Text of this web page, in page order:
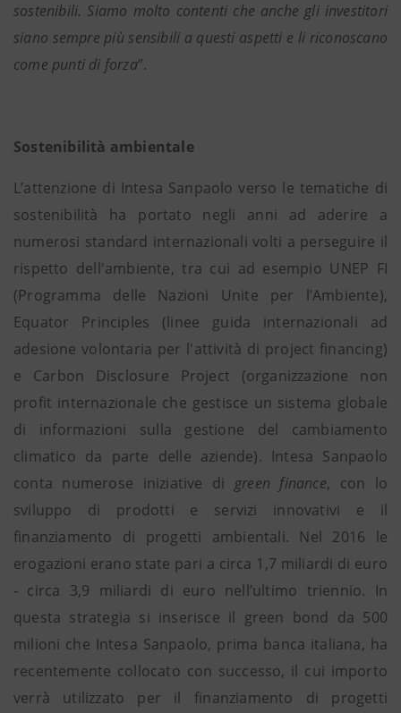
sostenibili. Siamo molto contenti che anche gli investitori
siano sempre più sensibili a questi aspetti e li riconoscano
come punti di forza”.
Sostenibilità ambientale
L’attenzione di Intesa Sanpaolo verso le tematiche di
sostenibilità ha portato negli anni ad aderire a
numerosi standard internazionali volti a perseguire il
rispetto dell'ambiente, tra cui ad esempio UNEP FI
(Programma delle Nazioni Unite per l’Ambiente),
Equator Principles (linee guida internazionali ad
adesione volontaria per l'attività di project financing)
e Carbon Disclosure Project (organizzazione non
profit internazionale che gestisce un sistema globale
di informazioni sulla gestione del cambiamento
climatico da parte delle aziende). Intesa Sanpaolo
conta numerose iniziative di green finance, con lo
sviluppo di prodotti e servizi innovativi e il
finanziamento di progetti ambientali. Nel 2016 le
erogazioni erano state pari a circa 1,7 miliardi di euro
- circa 3,9 miliardi di euro nell’ultimo triennio. In
questa strategia si inserisce il green bond da 500
milioni che Intesa Sanpaolo, prima banca italiana, ha
recentemente collocato con successo, il cui importo
verrà utilizzato per il finanziamento di progetti